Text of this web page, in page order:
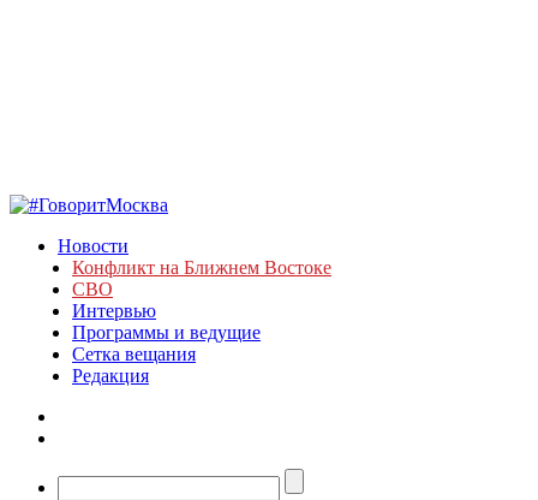
Новости
Конфликт на Ближнем Востоке
СВО
Интервью
Программы и ведущие
Сетка вещания
Редакция